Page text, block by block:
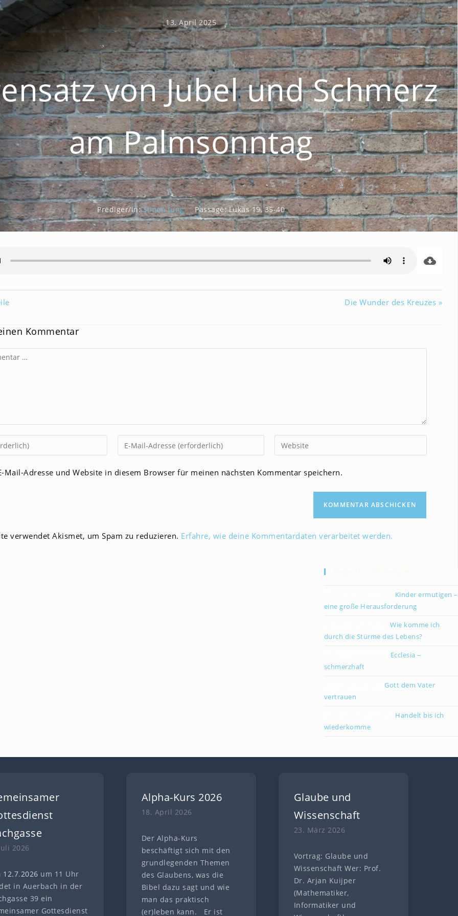
13. April 2025
von Jubel und Schmerz
am Palmsonntag
Prediger/in: Simon Jung Passage: Lukas 19, 35-40
Die Wunder des Kreuzes »
Kommentar
Gib
deine
Gib
deine
Mail-Adresse und Website in diesem Browser für meinen nächsten Kommentar speichern.
verwendet Akismet, um Spam zu reduzieren. Erfahre, wie deine Kommentardaten verarbeitet werden.
Kinder ermutigen –
eine große Herausforderung
zuWie komme ich
durch die Stürme des Lebens?
Ecclesia –
schmerzhaft
zuGott dem Vater
vertrauen
Handelt bis ich
wiederkomme
2026
12.7.2026 um 11 Uhr
in Auerbach in der
39 ein
Gottesdienst
Alpha-Kurs 2026
18. April 2026
Der Alpha-Kurs
beschäftigt sich mit den
grundlegenden Themen
des Glaubens, was die
Bibel dazu sagt und wie
man das praktisch
(er)leben kann. Er ist
Glaube und
Wissenschaft
23. März 2026
Vortrag: Glaube und
Wissenschaft Wer: Prof.
Dr. Arjan Kuijper
(Mathematiker,
Informatiker und